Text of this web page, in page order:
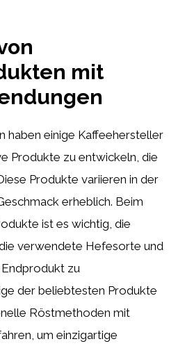
mit
haben einige Kaffeehersteller
Produkte zu entwickeln, die
Produkte variieren in der
erheblich. Beim
ist es wichtig, die
verwendete Hefesorte und
zu
der beliebtesten Produkte
Röstmethoden mit
um einzigartige